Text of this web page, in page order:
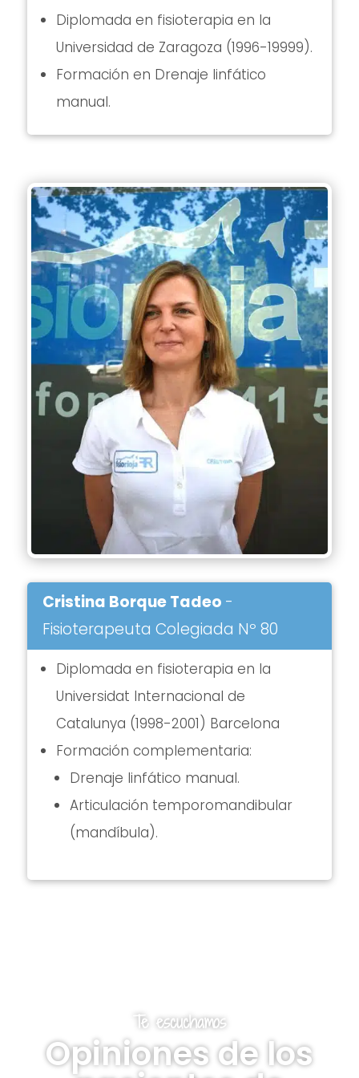
Diplomada en fisioterapia en la
Universidad de Zaragoza (1996-19999).
Formación en Drenaje linfático
manual.
Cristina Borque Tadeo -
Fisioterapeuta Colegiada Nº 80
Diplomada en fisioterapia en la
Universidat Internacional de
Catalunya (1998-2001) Barcelona
Formación complementaria:
Drenaje linfático manual.
Articulación temporomandibular
(mandíbula).
Te escuchamos
Opiniones de los